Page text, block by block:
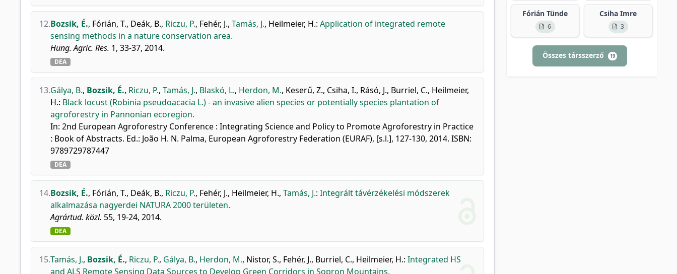
12.Bozsik, É., Fórián, T., Deák, B., Riczu, P., Fehér, J., Tamás, J., Heilmeier, H.: Application of integrated remote
sensing methods in a nature conservation area.
Hung. Agric. Res. 1, 33-37, 2014.
DEA
13.Gálya, B., Bozsik, É., Riczu, P., Tamás, J., Blaskó, L., Herdon, M., Keserű, Z., Csiha, I., Rásó, J., Burriel, C., Heilmeier,
H.: Black locust (Robinia pseudoacacia L.) - an invasive alien species or potentially species plantation of
agroforestry in Pannonian ecoregion.
In: 2nd European Agroforestry Conference : Integrating Science and Policy to Promote Agroforestry in Practice
: Book of Abstracts. Ed.: João H. N. Palma, European Agroforestry Federation (EURAF), [s.l.], 127-130, 2014. ISBN:
9789729787447
DEA
14.Bozsik, É., Fórián, T., Deák, B., Riczu, P., Fehér, J., Heilmeier, H., Tamás, J.: Integrált távérzékelési módszerek
alkalmazása nagyerdei NATURA 2000 területen.
Agrártud. közl. 55, 19-24, 2014.
DEA
15.Tamás, J., Bozsik, É., Riczu, P., Gálya, B., Herdon, M., Nistor, S., Fehér, J., Burriel, C., Heilmeier, H.: Integrated HS
and ALS Remote Sensing Data Sources to Develop Green Corridors in Sopron Mountains.
Fórián Tünde
6
Csiha Imre
3
Összes társszerző 19